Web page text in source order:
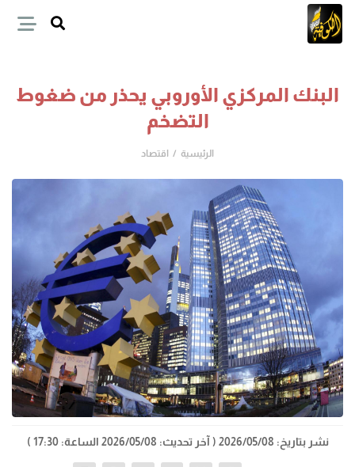
البنك المركزي الأوروبي يحذر من ضغوط
التضخم
الرئيسية اقتصاد
نشر بتاريخ: 2026/05/08 ( آخر تحديث: 2026/05/08 الساعة: 17:30 )